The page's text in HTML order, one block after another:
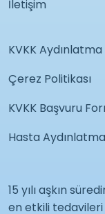
İletişim
KVKK
Çerez Politikası
KVKK Başvuru
Hasta
15 yılı aşkın
en etkili tedavileri